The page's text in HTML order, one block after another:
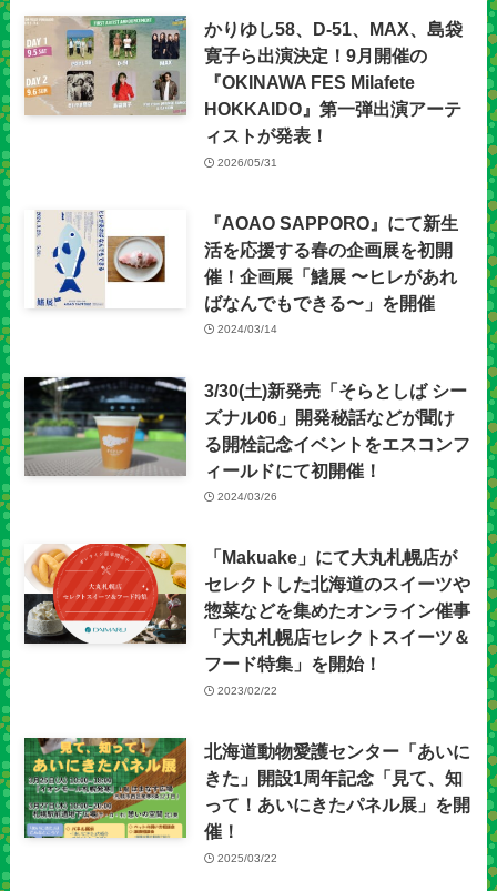
かりゆし58、D-51、MAX、島袋
寛子ら出演決定！9月開催の
『OKINAWA FES Milafete
HOKKAIDO』第一弾出演アーテ
ィストが発表！
2026/05/31
『AOAO SAPPORO』にて新生
活を応援する春の企画展を初開
催！企画展「鰭展 〜ヒレがあれ
ばなんでもできる〜」を開催
2024/03/14
3/30(土)新発売「そらとしば シー
ズナル06」開発秘話などが聞け
る開栓記念イベントをエスコンフ
ィールドにて初開催！
2024/03/26
「Makuake」にて大丸札幌店が
セレクトした北海道のスイーツや
惣菜などを集めたオンライン催事
「大丸札幌店セレクトスイーツ＆
フード特集」を開始！
2023/02/22
北海道動物愛護センター「あいに
きた」開設1周年記念「見て、知
って！あいにきたパネル展」を開
催！
2025/03/22